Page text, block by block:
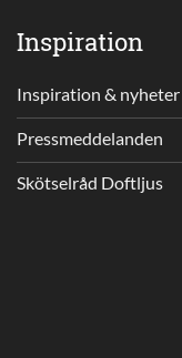
Inspiration
Inspiration & nyheter
Pressmeddelanden
Skötselråd Doftljus